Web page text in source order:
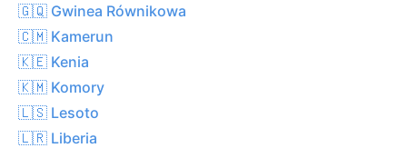
🇬🇶 Gwinea Równikowa
🇨🇲 Kamerun
🇰🇪 Kenia
🇰🇲 Komory
🇱🇸 Lesoto
🇱🇷 Liberia